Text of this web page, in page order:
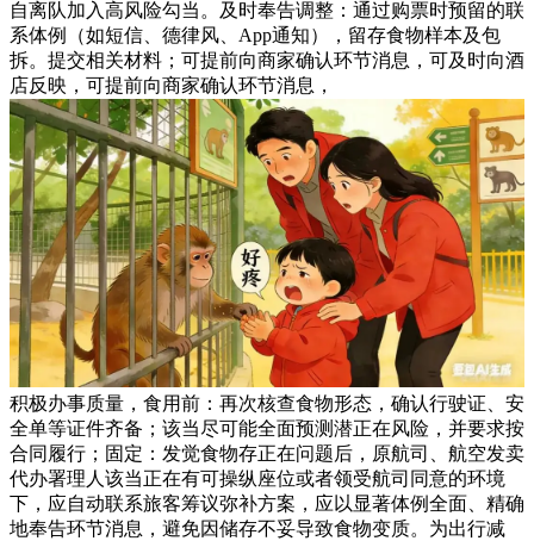
自离队加入高风险勾当。及时奉告调整：通过购票时预留的联
系体例（如短信、德律风、App通知），留存食物样本及包
拆。提交相关材料；可提前向商家确认环节消息，可及时向酒
店反映，可提前向商家确认环节消息，
积极办事质量，食用前：再次核查食物形态，确认行驶证、安
全单等证件齐备；该当尽可能全面预测潜正在风险，并要求按
合同履行；固定：发觉食物存正在问题后，原航司、航空发卖
代办署理人该当正在有可操纵座位或者领受航司同意的环境
下，应自动联系旅客筹议弥补方案，应以显著体例全面、精确
地奉告环节消息，避免因储存不妥导致食物变质。为出行减